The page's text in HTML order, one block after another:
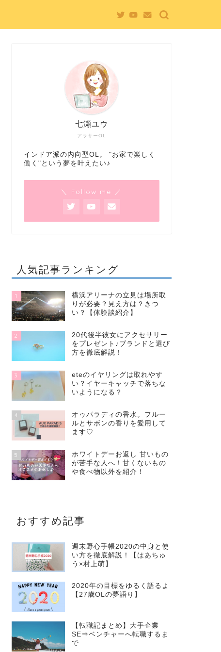
アラサーOL
七瀬ユウ
インドア派の内向型OL。 "お家で楽しく
働く"という夢を叶えたい♪
＼ Follow me ／
人気記事ランキング
1
横浜アリーナの立見は場所取
りが必要？見え方は？きつ
い？【体験談紹介】
2
20代後半彼女にアクセサリー
をプレゼント♪ブランドと選び
方を徹底解説！
3
eteのイヤリングは取れやす
い？イヤーキャッチで落ちな
いようになる？
4
オゥパラディの香水。フルー
ルとサボンの香りを愛用して
ます♡
5
ホワイトデーお返し 甘いもの
が苦手な人へ！甘くないもの
や食べ物以外を紹介！
おすすめ記事
週末野心手帳2020の中身と使
い方を徹底解説！【はあちゅ
う×村上萌】
2020年の目標をゆるく語るよ
【27歳OLの夢語り】
【転職記まとめ】大手企業
SE⇒ベンチャーへ転職するま
で